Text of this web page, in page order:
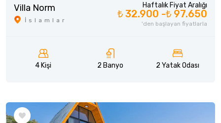
Villa Norm
İslamlar
Haftalık Fiyat Aralığı
₺ 32.900 -₺ 97.650
'den başlayan fiyatlarla
4 Kişi 2 Banyo 2 Yatak Odası